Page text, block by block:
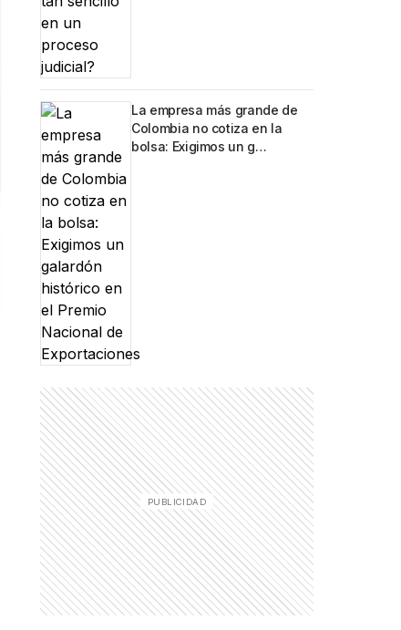
La empresa más grande de
Colombia no cotiza en la
bolsa: Exigimos un g…